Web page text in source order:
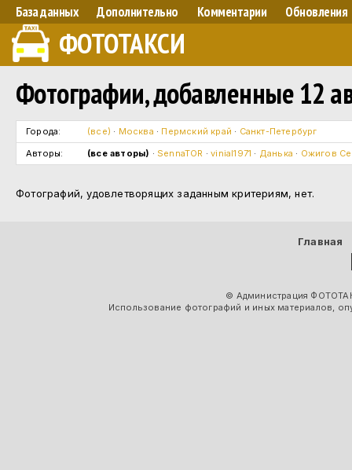
База данных Дополнительно Комментарии Обновления
ФОТОТАКСИ
Фотографии, добавленные 12
Города: (все) · Москва · Пермский край · Санкт-Петербург
Авторы:
(все авторы) · SennaTOR ·vinial1971 · Данька · Ожигов
Фотографий, удовлетворящих заданным критериям, нет.
Главная
© Администрация
Использование фотографий и иных материалов,